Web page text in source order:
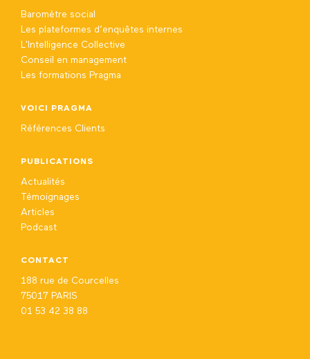
Baromètre social
Les plateformes d’enquêtes internes
L'Intelligence Collective
Conseil en management
Les formations Pragma
VOICI PRAGMA
Références Clients
PUBLICATIONS
Actualités
Témoignages
Articles
Podcast
CONTACT
188 rue de Courcelles
75017 PARIS
01 53 42 38 88